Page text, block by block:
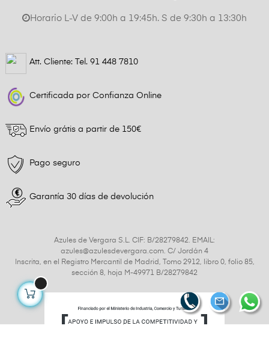
Horario L-V de 9:00h a 19:45h. S de 9:30h a 13:30h
Att. Cliente: Tel. 91 448 7810
Certificada por Confianza Online
Envío grátis a partir de 150€
Pago seguro
Garantía 30 días de devolución
Azules de Vergara S.L. CIF: B/28279842. EMAIL:
azules@azulesdevergara.com. C/ Jordán 4
Inscrita, en el Registro Mercantil de Madrid, Tomo 2912, libro 0, folio 85,
sección 8, hoja M-49971 B/28279842